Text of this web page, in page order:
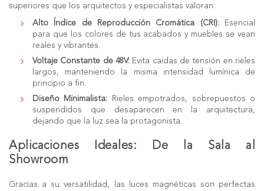
superiores que los arquitectos y especialistas valoran:
Alto Índice de Reproducción Cromática (CRI):Esencial
para que los colores de tus acabados y muebles se vean
reales y vibrantes.
Voltaje Constante de 48V: Evita caídas de tensión en rieles
largos, manteniendo la misma intensidad lumínica de
principio a fin.
Diseño Minimalista: Rieles empotrados, sobrepuestos o
suspendidos que desaparecen en la arquitectura,
dejando que la luz sea la protagonista.
Aplicaciones Ideales: De la Sala al
Showroom
Gracias a su versatilidad, las luces magnéticas son perfectas